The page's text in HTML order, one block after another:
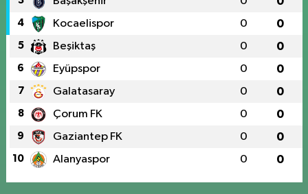
4 Kocaelispor 0 0
5 Beşiktaş 0 0
6 Eyüpspor 0 0
7 Galatasaray 0 0
8 Çorum FK 0 0
9 Gaziantep FK 0 0
10 Alanyaspor 0 0